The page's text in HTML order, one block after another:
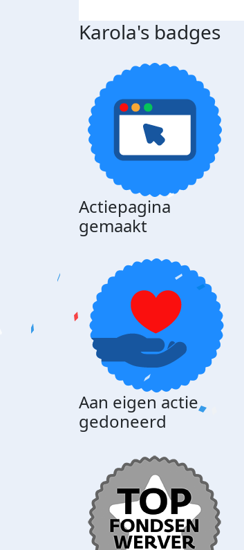
Karola's badges
Actiepagina
gemaakt
Aan eigen actie
gedoneerd